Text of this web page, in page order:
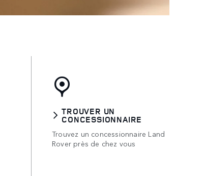
TROUVER UN
CONCESSIONNAIRE
Trouvez un concessionnaire Land
Rover près de chez vous